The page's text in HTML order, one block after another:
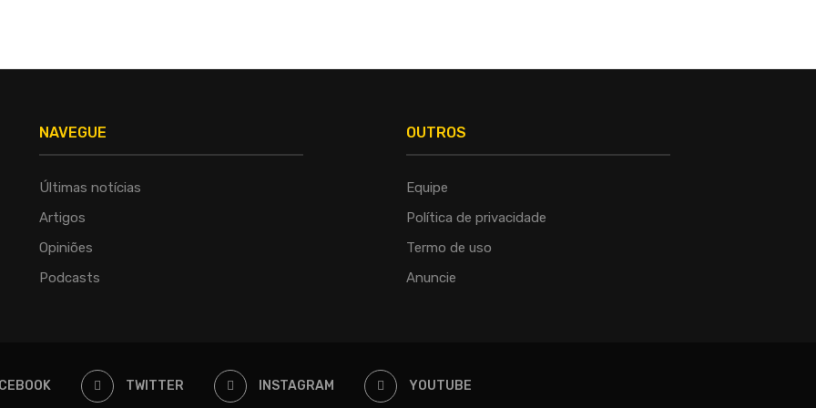
NAVEGUE
Últimas notícias
Artigos
Opiniões
Podcasts
OUTROS
Equipe
Política de privacidade
Termo de uso
Anuncie
TWITTER INSTAGRAM YOUTUBE